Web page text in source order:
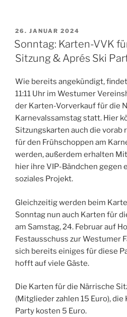
VERÖFFENTLICHT
AM
26. JANUAR 2024
Sonntag: Karten-VVK
Sitzung & Aprés Ski
Wie bereits angekündigt,
11:11 Uhr im Westumer
der Karten-Vorverkauf für die
Karnevalssamstag statt. Hier
Sitzungskarten auch die
für den Frühschoppen am
werden, außerdem erhalten
hier ihre VIP-Bändchen gegen
soziales Projekt.
Gleichzeitig werden beim
Sonntag nun auch Karten für
am Samstag, 24. Februar auf
Festausschuss zur Westumer
sich bereits einiges für diese
hofft auf viele Gäste.
Die Karten für die Närrische
(Mitglieder zahlen 15 Euro),
Party kosten 5 Euro.